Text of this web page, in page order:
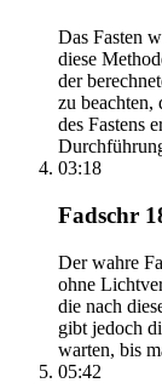
Das Fasten
diese
der
zu beachten,
des Fastens
03:18
Fadschr
Der wahre
ohne
die nach
gibt jedoch
warten, bis
05:42